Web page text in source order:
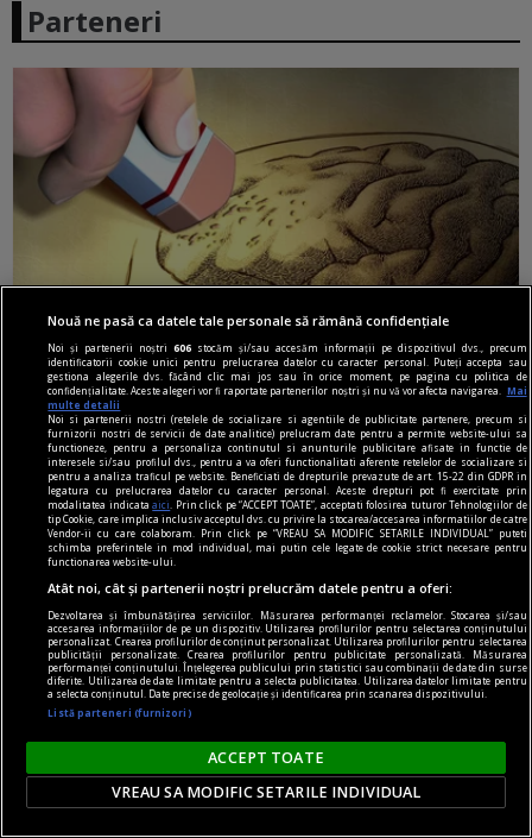
Parteneri
Trei obiceiuri care pot întârzia demența cu până
la 13 ani. Descoperirea importantă făcută de
cercetători
Demența nu este o consecință inevitabilă a
înaintării în vârstă, iar unele măsuri simple
adoptate la mijlocul vieții pot reduce
considerabil riscul de apariție a bolii.
Nouă ne pasă ca datele tale personale să rămână confidențiale
Noi și partenerii noștri606 stocăm și/sau accesăm informații pe dispozitivul dvs., precum
identificatorii cookie unici pentru prelucrarea datelor cu caracter personal. Puteți accepta sau
gestiona alegerile dvs. făcând clic mai jos sau în orice moment, pe pagina cu politica de
confidențialitate. Aceste alegeri vor fi raportate partenerilor noștri și nu vă vor afecta navigarea.
Mai
multe detalii
Noi si partenerii nostri (retelele de socializare si agentiile de publicitate partenere, precum si
furnizorii nostri de servicii de date analitice) prelucram date pentru a permite website-ului sa
functioneze, pentru a personaliza continutul si anunturile publicitare afisate in functie de
interesele si/sau profilul dvs., pentru a va oferi functionalitati aferente retelelor de socializare si
pentru a analiza traficul pe website. Beneficiati de drepturile prevazute de art. 15-22 din GDPR in
legatura cu prelucrarea datelor cu caracter personal. Aceste drepturi pot fi exercitate prin
modalitatea indicataaici
. Prin click pe “ACCEPT TOATE”, acceptati folosirea tuturor Tehnologiilor de
tip Cookie, care implica inclusiv acceptul dvs. cu privire la stocarea/accesarea informatiilor de catre
Vendor-ii cu care colaboram. Prin click pe “VREAU SA MODIFIC SETARILE INDIVIDUAL” puteti
schimba preferintele in mod individual, mai putin cele legate de cookie strict necesare pentru
functionarea website-ului.
Atât noi, cât și partenerii noștri prelucrăm datele pentru a oferi:
Dezvoltarea și îmbunătățirea serviciilor. Măsurarea performanței reclamelor. Stocarea și/sau
accesarea informațiilor de pe un dispozitiv. Utilizarea profilurilor pentru selectarea conținutului
personalizat. Crearea profilurilor de conținut personalizat. Utilizarea profilurilor pentru selectarea
publicității personalizate. Crearea profilurilor pentru publicitate personalizată. Măsurarea
performanței conținutului. Înțelegerea publicului prin statistici sau combinații de date din surse
diferite. Utilizarea de date limitate pentru a selecta publicitatea. Utilizarea datelor limitate pentru
a selecta conținutul. Date precise de geolocație și identificarea prin scanarea dispozitivului.
Listă parteneri (furnizori)
ACCEPT TOATE
VREAU SA MODIFIC SETARILE INDIVIDUAL